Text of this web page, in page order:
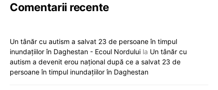
Comentarii recente
Un tânăr cu autism a salvat 23 de persoane în timpul
inundațiilor în Daghestan - Ecoul Nordului la Un tânăr cu
autism a devenit erou național după ce a salvat 23 de
persoane în timpul inundațiilor în Daghestan